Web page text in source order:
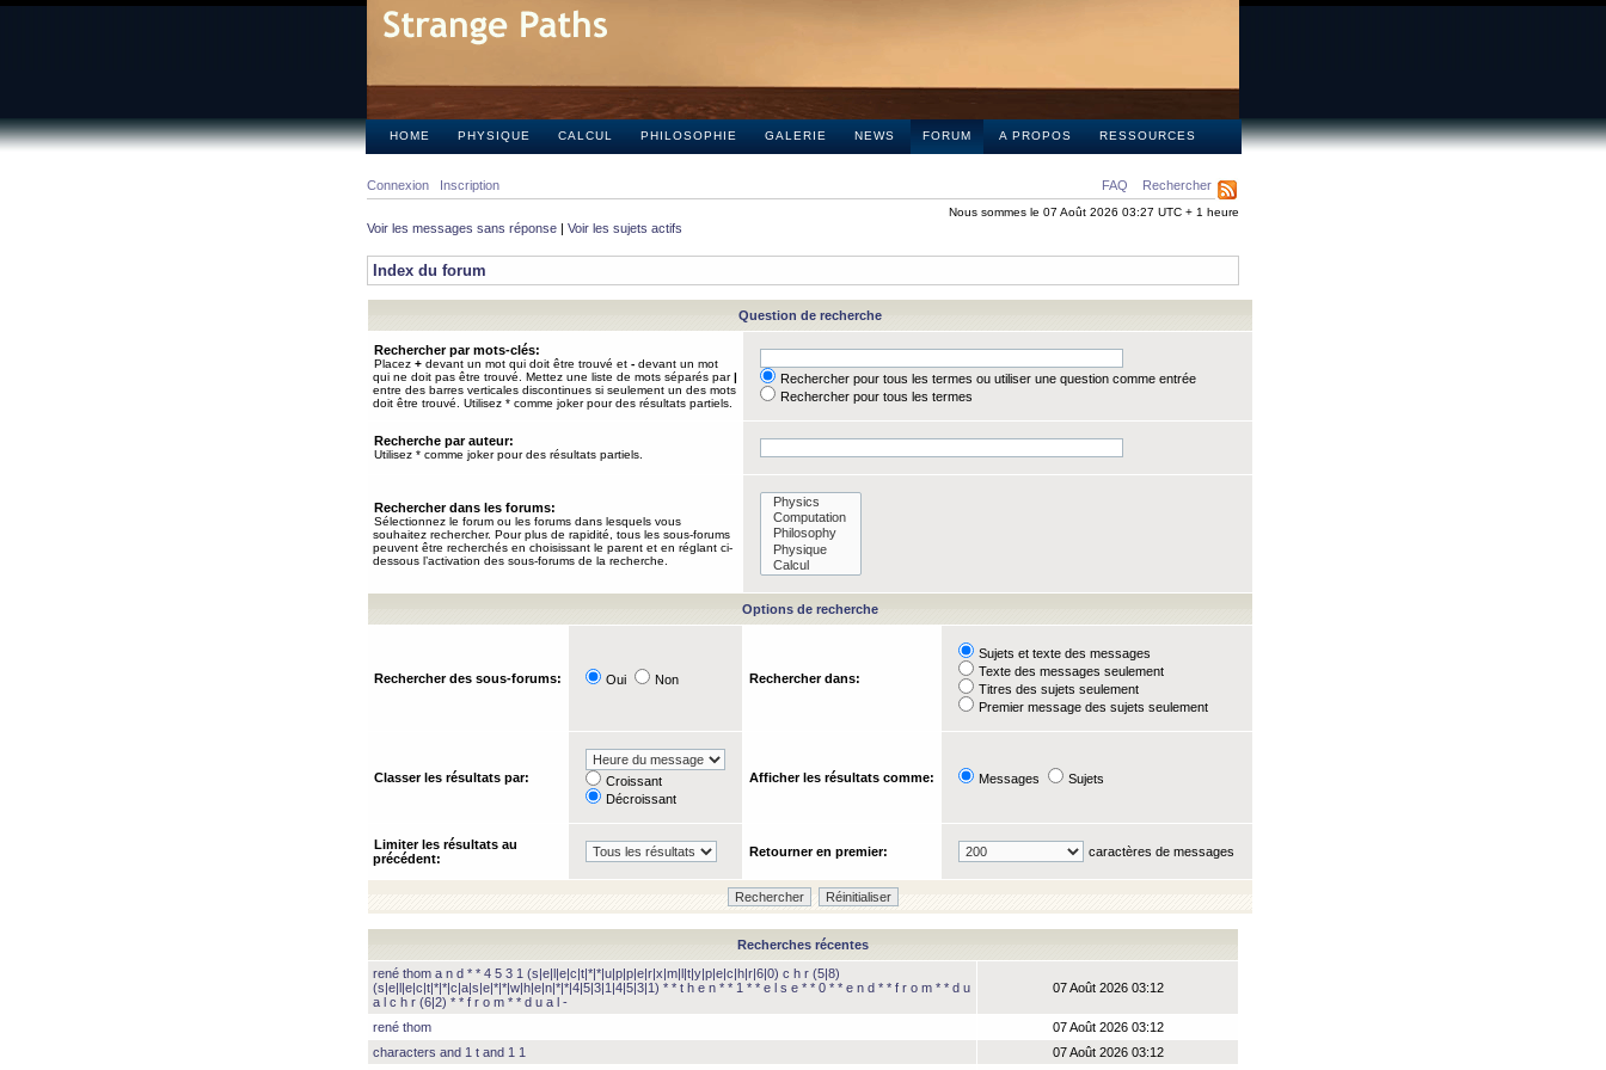
HOME PHYSIQUE CALCUL PHILOSOPHIE GALERIE NEWS FORUM A PROPOS RESSOURCES
FAQ Rechercher
Connexion Inscription
Nous sommes le 07 Août 2026 03:27 UTC + 1 heure
Voir les messages sans réponse | Voir les sujets actifs
Index du forum
Question de recherche
Rechercher par mots-clés:
Placez + devant un mot qui doit être trouvé et - devant un mot
qui ne doit pas être trouvé. Mettez une liste de mots séparés par|
entre des barres verticales discontinues si seulement un des mots
doit être trouvé. Utilisez * comme joker pour des résultats partiels.
Rechercher pour tous les termes ou utiliser une question comme entrée
Rechercher pour tous les termes
Recherche par auteur:
Utilisez * comme joker pour des résultats partiels.
Rechercher dans les forums:
Sélectionnez le forum ou les forums dans lesquels vous
souhaitez rechercher. Pour plus de rapidité, tous les sous-forums
peuvent être recherchés en choisissant le parent et en réglant ci-
dessous l’activation des sous-forums de la recherche.
Options de recherche
Rechercher des sous-forums: Oui Non Rechercher dans:
Sujets et texte des messages
Texte des messages seulement
Titres des sujets seulement
Premier message des sujets seulement
Classer les résultats par:
Croissant
Décroissant
Afficher les résultats comme: Messages Sujets
Limiter les résultats au
précédent:
Retourner en premier: caractères de messages
Recherches récentes
rené thom a n d * * 4 5 3 1 (s|e|l|e|c|t|*|*|u|p|p|e|r|x|m|l|t|y|p|e|c|h|r|6|0) c h r (5|8)
(s|e|l|e|c|t|*|*|c|a|s|e|*|*|w|h|e|n|*|*|4|5|3|1|4|5|3|1) * * t h e n * * 1 * * e l s e * * 0 * * e n d * * f r o m * * d u
a l c h r (6|2) * * f r o m * * d u a l -
07 Août 2026 03:12
rené thom
07 Août 2026 03:12
characters and 1 t and 1 1
07 Août 2026 03:12